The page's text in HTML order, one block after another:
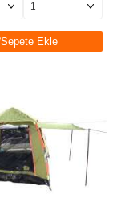
Sepete Ekle